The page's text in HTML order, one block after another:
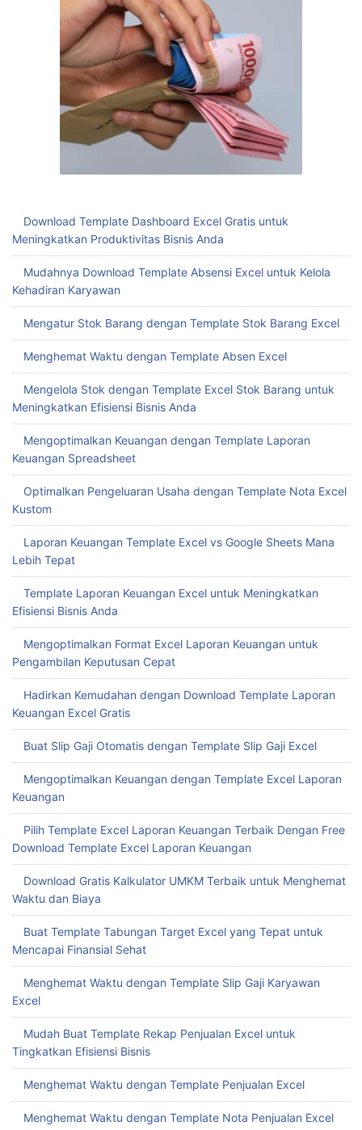
Download Template Dashboard Excel Gratis untuk
Meningkatkan Produktivitas Bisnis Anda
Mudahnya Download Template Absensi Excel untuk Kelola
Kehadiran Karyawan
Mengatur Stok Barang dengan Template Stok Barang Excel
Menghemat Waktu dengan Template Absen Excel
Mengelola Stok dengan Template Excel Stok Barang untuk
Meningkatkan Efisiensi Bisnis Anda
Mengoptimalkan Keuangan dengan Template Laporan
Keuangan Spreadsheet
Optimalkan Pengeluaran Usaha dengan Template Nota Excel
Kustom
Laporan Keuangan Template Excel vs Google Sheets Mana
Lebih Tepat
Template Laporan Keuangan Excel untuk Meningkatkan
Efisiensi Bisnis Anda
Mengoptimalkan Format Excel Laporan Keuangan untuk
Pengambilan Keputusan Cepat
Hadirkan Kemudahan dengan Download Template Laporan
Keuangan Excel Gratis
Buat Slip Gaji Otomatis dengan Template Slip Gaji Excel
Mengoptimalkan Keuangan dengan Template Excel Laporan
Keuangan
Pilih Template Excel Laporan Keuangan Terbaik Dengan Free
Download Template Excel Laporan Keuangan
Download Gratis Kalkulator UMKM Terbaik untuk Menghemat
Waktu dan Biaya
Buat Template Tabungan Target Excel yang Tepat untuk
Mencapai Finansial Sehat
Menghemat Waktu dengan Template Slip Gaji Karyawan
Excel
Mudah Buat Template Rekap Penjualan Excel untuk
Tingkatkan Efisiensi Bisnis
Menghemat Waktu dengan Template Penjualan Excel
Menghemat Waktu dengan Template Nota Penjualan Excel